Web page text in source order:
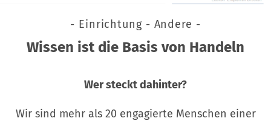
- Einrichtung - Andere -
Wissen ist die Basis von Handeln
Wer steckt dahinter?
Wir sind mehr als 20 engagierte Menschen einer